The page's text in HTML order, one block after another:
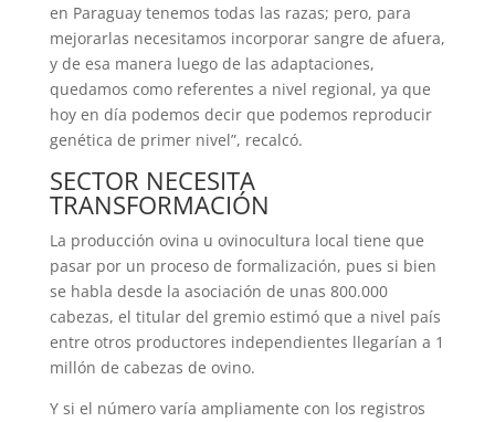
en Paraguay tenemos todas las razas; pero, para
mejorarlas necesitamos incorporar san­gre de afuera,
y de esa manera luego de las adaptaciones,
quedamos como referentes a nivel regional, ya que
hoy en día podemos decir que pode­mos reproducir
genética de primer nivel”, recalcó.
SECTOR NECESITA
TRANSFORMACIÓN
La producción ovina u ovinocultura local tiene que
pasar por un proceso de formalización, pues si bien
se habla desde la asociación de unas 800.000
cabezas, el titular del gremio estimó que a nivel país
entre otros productores independientes llegarían a 1
millón de cabezas de ovino.
Y si el número varía ampliamente con los registros